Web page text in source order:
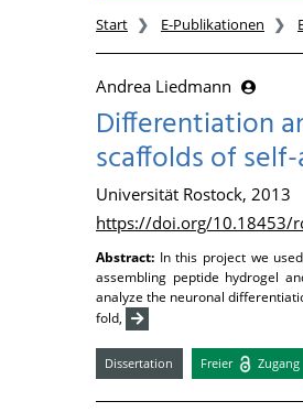
Start E-Publikationen
Andrea Liedmann
Differentiation
scaffolds of
Universität Rostock, 2013
https://doi.org/10.18453/
Abstract: In this project we
assembling peptide hydrogel
analyze the neuronal
fold,
Dissertation Freier Zugang